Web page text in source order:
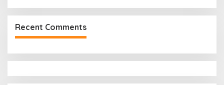
Recent Comments